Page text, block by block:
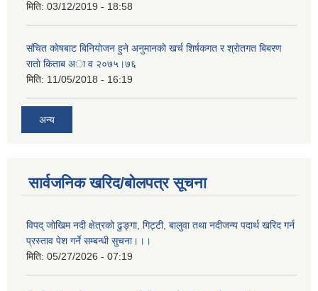
मिति: 03/12/2019 - 18:58
संचित काेषबाट बिनियाेजन हुने अनुमानकाे खर्च शिर्षकगत र श्राेतगत बिबरण
राताे किताब अा‍ व २‍०७५।७६
मिति: 11/05/2018 - 16:19
अन्य
सार्वजनिक खरिद/बोलपत्र सूचना
विपद् जोखिम नदी क्षेत्रको ढुङ्गा, गिट्टी, बालुवा तथा नदीजन्य पदार्थ खरिद गर्न
प्रस्ताव पेश गर्ने सम्बन्धी सुचना।।।
मिति: 05/27/2026 - 07:19